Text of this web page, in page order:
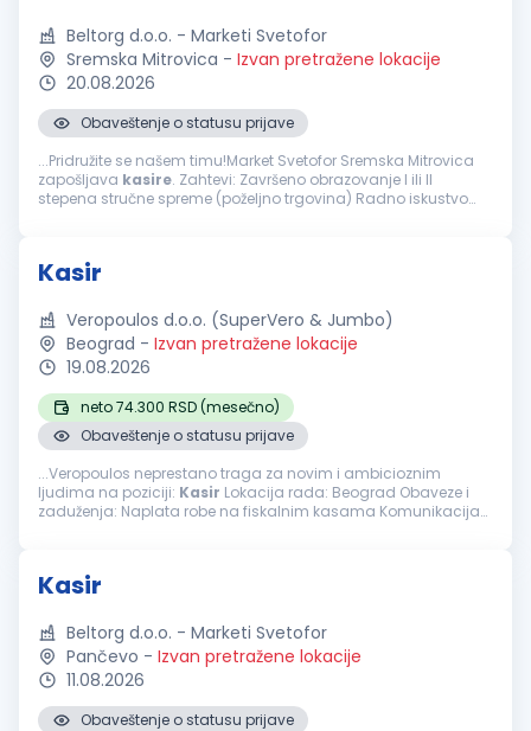
Beltorg d.o.o. - Marketi Svetofor
Sremska Mitrovica - Izvan pretražene lokacije
20.08.2026
Obaveštenje o statusu prijave
...Pridružite se našem timu!Market Svetofor Sremska Mitrovica
zapošljava kasire. Zahtevi: Završeno obrazovanje I ili II
stepena stručne spreme (poželjno trgovina) Radno iskustvo
Kasir
Veropoulos d.o.o. (SuperVero & Jumbo)
Beograd - Izvan pretražene lokacije
19.08.2026
neto 74.300 RSD (mesečno)
Obaveštenje o statusu prijave
...Veropoulos neprestano traga za novim i ambicioznim
ljudima na poziciji: Kasir Lokacija rada: Beograd Obaveze i
zaduženja: Naplata robe na fiskalnim kasama Komunikacija
Kasir
Beltorg d.o.o. - Marketi Svetofor
Pančevo - Izvan pretražene lokacije
11.08.2026
Obaveštenje o statusu prijave